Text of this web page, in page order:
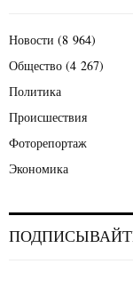
Новости (8 964)
Общество (4 267)
Политика
Происшествия
Фоторепортаж
Экономика